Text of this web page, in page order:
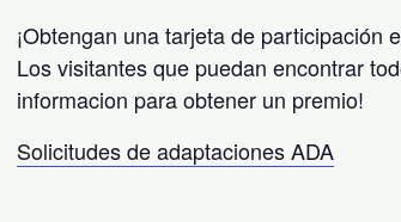
¡Obtengan una tarjeta de participación
Los visitantes que puedan encontrar
informacion para obtener un premio!
Solicitudes de adaptaciones ADA